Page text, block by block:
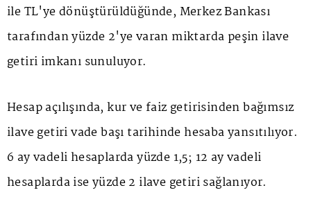
ile TL'ye dönüştürüldüğünde, Merkez Bankası
tarafından yüzde 2'ye varan miktarda peşin ilave
getiri imkanı sunuluyor.
Hesap açılışında, kur ve faiz getirisinden bağımsız
ilave getiri vade başı tarihinde hesaba yansıtılıyor.
6 ay vadeli hesaplarda yüzde 1,5; 12 ay vadeli
hesaplarda ise yüzde 2 ilave getiri sağlanıyor.